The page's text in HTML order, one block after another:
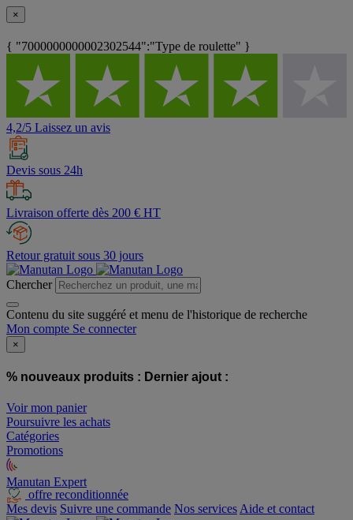
×
{ "7000000000002302544":"Type de roulette" }
4,2/5 Laissez un avis
Devis sous 24h
Livraison offerte dès 200 € HT
Retour gratuit sous 30 jours
Chercher
Contenu du site suggéré et menu de l'historique de recherche
Mon compte Se connecter
×
% nouveaux produits : Dernier ajout :
Voir mon panier
Poursuivre les achats
Catégories
Promotions
Manutan Expert
offre reconditionnée
Mes devis Suivre une commande Nos services Aide et contact